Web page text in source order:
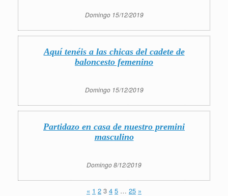
Domingo 15/12/2019
Aquí tenéis a las chicas del cadete de
baloncesto femenino
Domingo 15/12/2019
Partidazo en casa de nuestro premini
masculino
Domingo 8/12/2019
« 1 2 3 4 5 … 25 »